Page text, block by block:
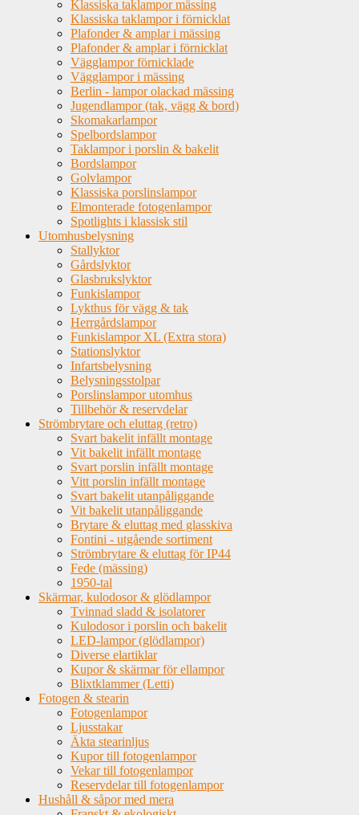
Klassiska taklampor mässing
Klassiska taklampor i förnicklat
Plafonder & amplar i mässing
Plafonder & amplar i förnicklat
Vägglampor förnicklade
Vägglampor i mässing
Berlin - lampor olackad mässing
Jugendlampor (tak, vägg & bord)
Skomakarlampor
Spelbordslampor
Taklampor i porslin & bakelit
Bordslampor
Golvlampor
Klassiska porslinslampor
Elmonterade fotogenlampor
Spotlights i klassisk stil
Utomhusbelysning
Stallyktor
Gårdslyktor
Glasbrukslyktor
Funkislampor
Lykthus för vägg & tak
Herrgårdslampor
Funkislampor XL (Extra stora)
Stationslyktor
Infartsbelysning
Belysningsstolpar
Porslinslampor utomhus
Tillbehör & reservdelar
Strömbrytare och eluttag (retro)
Svart bakelit infällt montage
Vit bakelit infällt montage
Svart porslin infällt montage
Vitt porslin infällt montage
Svart bakelit utanpåliggande
Vit bakelit utanpåliggande
Brytare & eluttag med glasskiva
Fontini - utgående sortiment
Strömbrytare & eluttag för IP44
Fede (mässing)
1950-tal
Skärmar, kulodosor & glödlampor
Tvinnad sladd & isolatorer
Kulodosor i porslin och bakelit
LED-lampor (glödlampor)
Diverse elartiklar
Kupor & skärmar för ellampor
Blixtklammer (Letti)
Fotogen & stearin
Fotogenlampor
Ljusstakar
Äkta stearinljus
Kupor till fotogenlampor
Vekar till fotogenlampor
Reservdelar till fotogenlampor
Hushåll & såpor med mera